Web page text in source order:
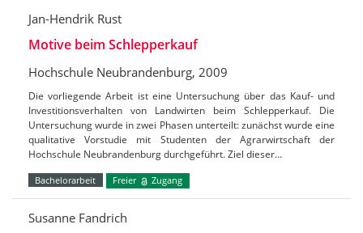
Jan-Hendrik Rust
Motive beim Schlepperkauf
Hochschule Neubrandenburg, 2009
Die vorliegende Arbeit ist eine Untersuchung über das Kauf- und
Investitionsverhalten von Landwirten beim Schlepperkauf. Die
Untersuchung wurde in zwei Phasen unterteilt: zunächst wurde eine
qualitative Vorstudie mit Studenten der Agrarwirtschaft der
Hochschule Neubrandenburg durchgeführt. Ziel dieser…
Bachelorarbeit Freier Zugang
Susanne Fandrich